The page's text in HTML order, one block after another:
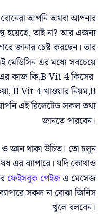
আপনি অথবা আপনার
হয়েছে, তাই না? আর এজন্য
জানার চেষ্ট করছেন। তার
মেডিসিন এর মধ্যে সবচেয়ে
কাজ কি,B Vit 4 কিসের
B Vit 4 খাওয়ার নিয়ম,B
এই রিলেটেড সকল তথ্য
জানতে পারবেন।
জ্ঞান থাকা উচিত। তো চলুন
এর ব্যাপারে। যদি কোথাও
ফেইসবুক পেইজএ মেসেজ
সকল না বোঝা জিনিস
খুলে বলবেন।